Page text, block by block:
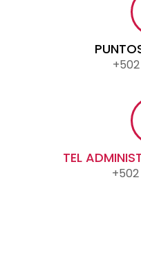
TEL